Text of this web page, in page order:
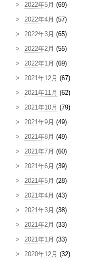
2022年5月 (69)
2022年4月 (57)
2022年3月 (65)
2022年2月 (55)
2022年1月 (69)
2021年12月 (67)
2021年11月 (62)
2021年10月 (79)
2021年9月 (49)
2021年8月 (49)
2021年7月 (60)
2021年6月 (39)
2021年5月 (28)
2021年4月 (43)
2021年3月 (38)
2021年2月 (33)
2021年1月 (33)
2020年12月 (32)